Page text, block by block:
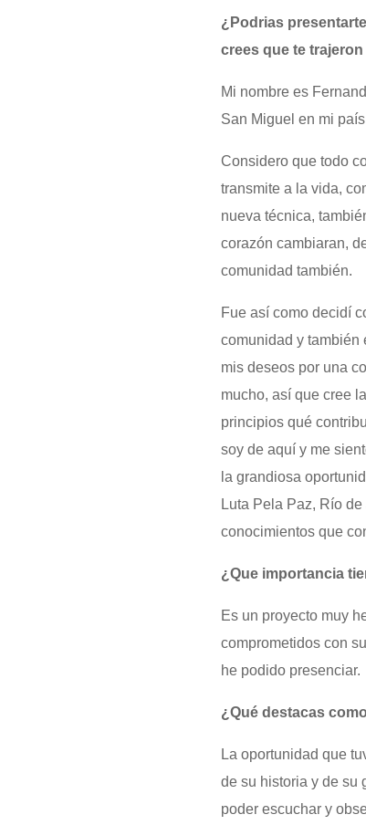
¿Podrias
crees que te
Mi nombre es
San Miguel en mi
Considero que todo
transmite a la vida,
nueva técnica,
corazón cambiaran,
comunidad también.
Fue así como decidí
comunidad y también
mis deseos por una
mucho, así que cree
principios qué
soy de aquí y me
la grandiosa
Luta Pela Paz, Río
conocimientos que
¿Que importancia
Es un proyecto muy
comprometidos con
he podido presenciar.
¿Qué destacas
La oportunidad que
de su historia y de su
poder escuchar y